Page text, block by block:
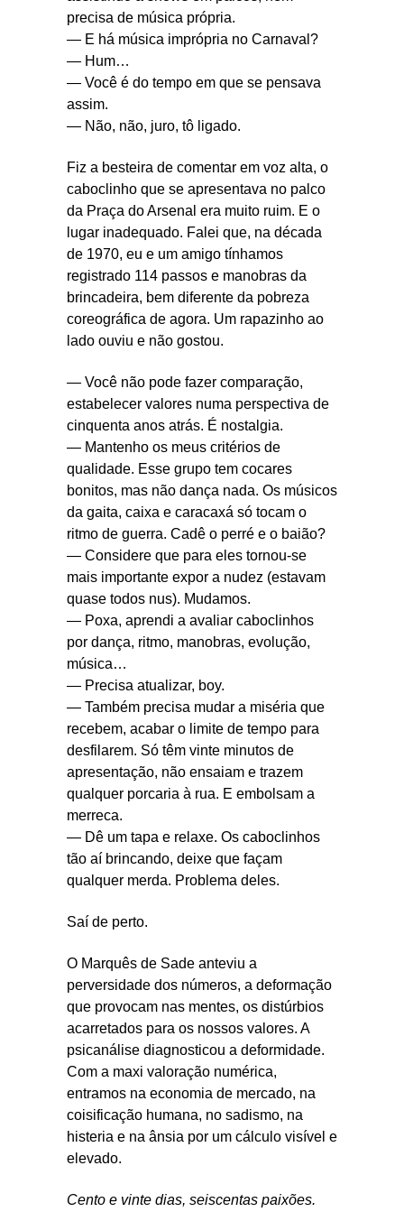
precisa de música própria.
— E há música imprópria no Carnaval?
— Hum…
— Você é do tempo em que se pensava
assim.
— Não, não, juro, tô ligado.
Fiz a besteira de comentar em voz alta, o
caboclinho que se apresentava no palco
da Praça do Arsenal era muito ruim. E o
lugar inadequado. Falei que, na década
de 1970, eu e um amigo tínhamos
registrado 114 passos e manobras da
brincadeira, bem diferente da pobreza
coreográfica de agora. Um rapazinho ao
lado ouviu e não gostou.
— Você não pode fazer comparação,
estabelecer valores numa perspectiva de
cinquenta anos atrás. É nostalgia.
— Mantenho os meus critérios de
qualidade. Esse grupo tem cocares
bonitos, mas não dança nada. Os músicos
da gaita, caixa e caracaxá só tocam o
ritmo de guerra. Cadê o perré e o baião?
— Considere que para eles tornou-se
mais importante expor a nudez (estavam
quase todos nus). Mudamos.
— Poxa, aprendi a avaliar caboclinhos
por dança, ritmo, manobras, evolução,
música…
— Precisa atualizar, boy.
— Também precisa mudar a miséria que
recebem, acabar o limite de tempo para
desfilarem. Só têm vinte minutos de
apresentação, não ensaiam e trazem
qualquer porcaria à rua. E embolsam a
merreca.
— Dê um tapa e relaxe. Os caboclinhos
tão aí brincando, deixe que façam
qualquer merda. Problema deles.
Saí de perto.
O Marquês de Sade anteviu a
perversidade dos números, a deformação
que provocam nas mentes, os distúrbios
acarretados para os nossos valores. A
psicanálise diagnosticou a deformidade.
Com a maxi valoração numérica,
entramos na economia de mercado, na
coisificação humana, no sadismo, na
histeria e na ânsia por um cálculo visível e
elevado.
Cento e vinte dias, seiscentas paixões.